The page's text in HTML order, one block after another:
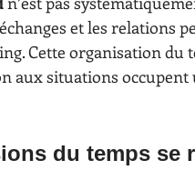
et les relations
Cette organisation
aux situations
du temps se